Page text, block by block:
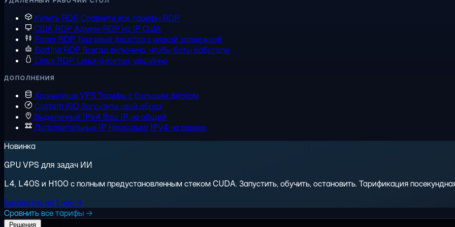
Купить RDP Сравните все тарифы RDP
США RDP Админ-RDP на IP США
Forex RDP Торговый десктоп с низкой задержкой
Botting RDP Всегда включено, чтобы боты работали
Linux RDP Linux-десктоп, удалённо
ДОПОЛНЕНИЯ
Хранилище VPS Тарифы с большим диском
Custom ISO Загрузите свой образ
Выделенный IPv4 Ваш IP, не общий
Дополнительные IP Несколько IPv4 на сервер
Новинка
GPU VPS для задач ИИ
L4, L40S и H100 с полным предустановленным стеком CUDA. Запустить, обучить, остановить. Тарификация
Бесплатно на 1 час →
Сравнить все тарифы →